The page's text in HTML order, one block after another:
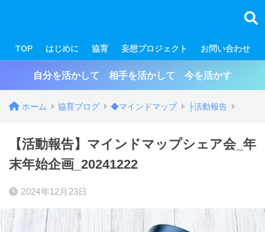
TOP はじめに 協育 妄想プロジェクト お問い合わせ
自分を活かして 相手を活かして 今を活かす
ホーム 協育ブログ ◆マインドマップ ├活動報告
【活動報告】マインドマップシェア会_年
末年始企画_20241222
2024年12月23日